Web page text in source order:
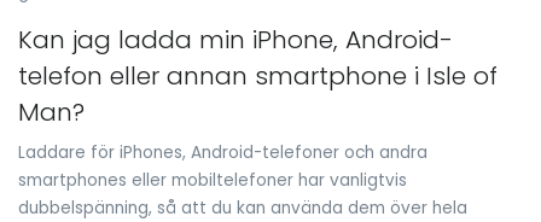
Kan jag ladda min iPhone, Android-
telefon eller annan smartphone i Isle of
Man?
Laddare för iPhones, Android-telefoner och andra
smartphones eller mobiltelefoner har vanligtvis
dubbelspänning, så att du kan använda dem över hela